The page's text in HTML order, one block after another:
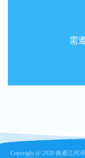
需
Copyright @ 2020 南通江河